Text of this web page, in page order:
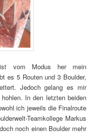
ist vom Modus her mein
es 5 Routen und 3 Boulder,
Jedoch gelang es mir
In den letzten beiden
ich jeweils die Finalroute
Teamkollege Markus
noch einen Boulder mehr